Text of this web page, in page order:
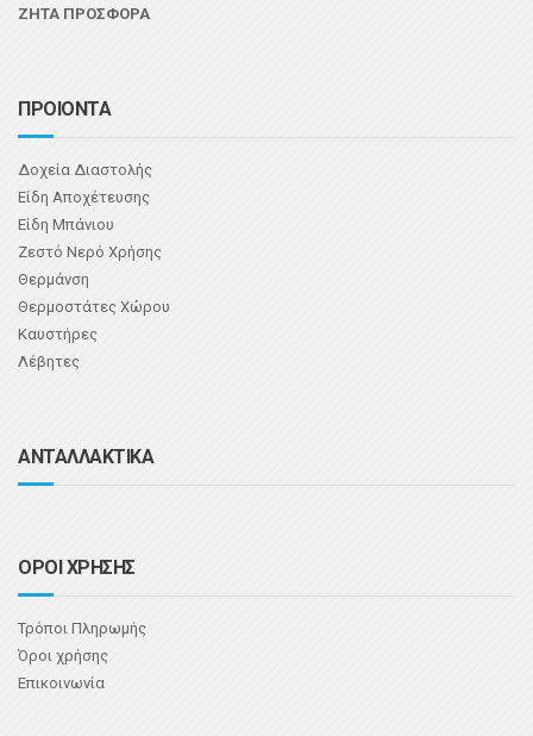
ΖΗΤΑ ΠΡΟΣΦΟΡΑ
ΠΡΟΙΟΝΤΑ
Δοχεία Διαστολής
Είδη Αποχέτευσης
Είδη Μπάνιου
Ζεστό Νερό Χρήσης
Θερμάνση
Θερμοστάτες Χώρου
Καυστήρες
Λέβητες
ΑΝΤΑΛΛΑΚΤΙΚΑ
ΟΡΟΙ ΧΡΗΣΗΣ
Τρόποι Πληρωμής
Όροι χρήσης
Επικοινωνία